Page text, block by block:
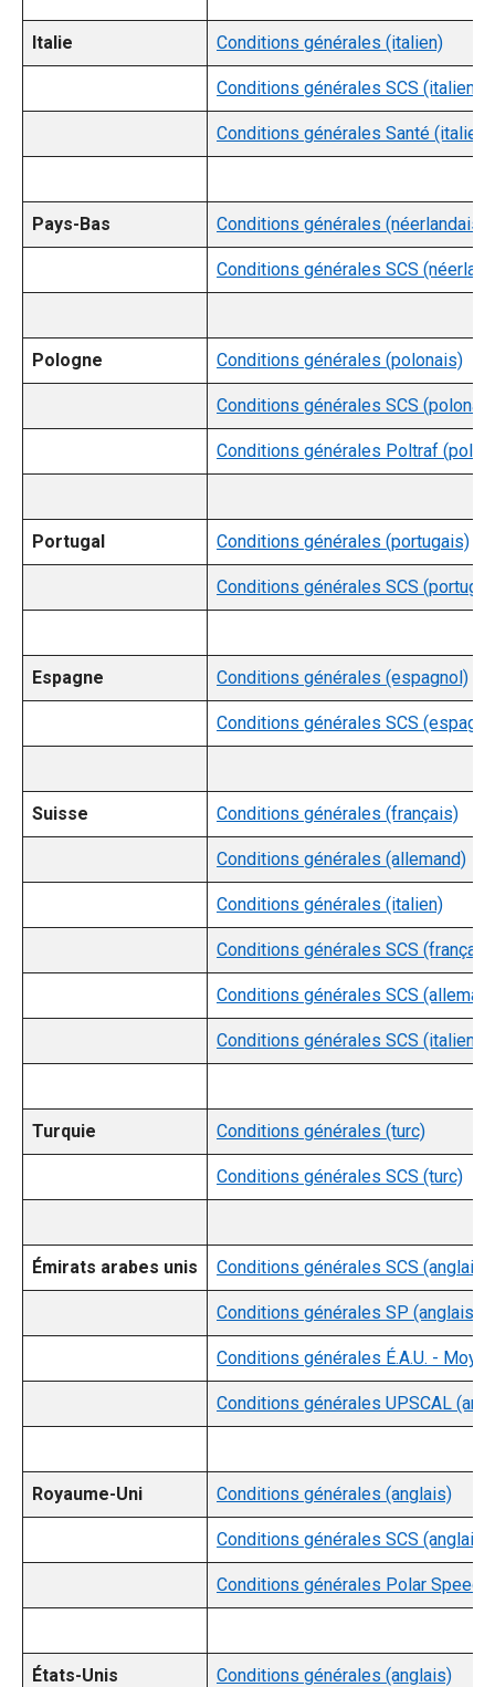
Italie Conditions générales (italien)
Conditions générales SCS (italien)
Conditions générales Santé (italien)
Pays-Bas Conditions générales (néerlandais)
Conditions générales SCS
Pologne Conditions générales (polonais)
Conditions générales SCS
Conditions générales Poltraf
Portugal Conditions générales (portugais)
Conditions générales SCS
Espagne Conditions générales (espagnol)
Conditions générales SCS
Suisse Conditions générales (français)
Conditions générales (allemand)
Conditions générales (italien)
Conditions générales SCS (français)
Conditions générales SCS
Conditions générales SCS (italien)
Turquie Conditions générales (turc)
Conditions générales SCS (turc)
Émirats arabes unis Conditions générales SCS (anglais)
Conditions générales SP (anglais)
Conditions générales É.A.U. -
Conditions générales UPSCAL
Royaume-Uni Conditions générales (anglais)
Conditions générales SCS (anglais)
Conditions générales Polar Speed
États-Unis Conditions générales (anglais)